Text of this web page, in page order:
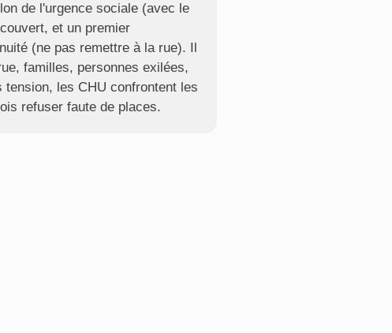
de l'urgence sociale (avec le
et un premier
(ne pas remettre à la rue). Il
familles, personnes exilées,
les CHU confrontent les
refuser faute de places.